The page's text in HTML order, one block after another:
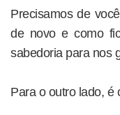
Precisamos de
de novo e como
sabedoria para nos
Para o outro lado, é